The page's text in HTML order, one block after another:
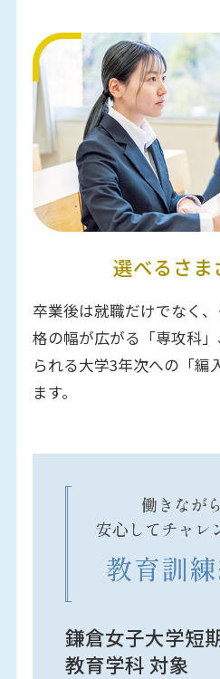
選べるさま
卒業後は就職だけでなく
格の幅が広がる「専攻科
られる大学3年次への「編
ます。
鎌倉女子大学短
教育学科 対象